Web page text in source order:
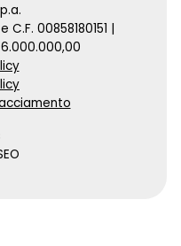
C.F. 00858180151 |